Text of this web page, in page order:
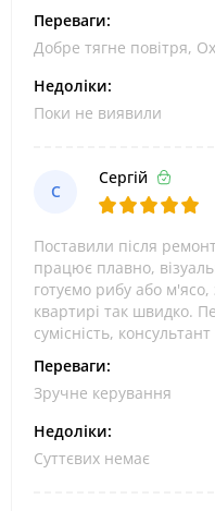
Переваги:
Добре тягне повітря,
Недоліки:
Поки не виявили
С
Сергій
Поставили після
працює плавно,
готуємо рибу або
квартирі так швидко.
сумісність,
Переваги:
Зручне керування
Недоліки:
Суттєвих немає